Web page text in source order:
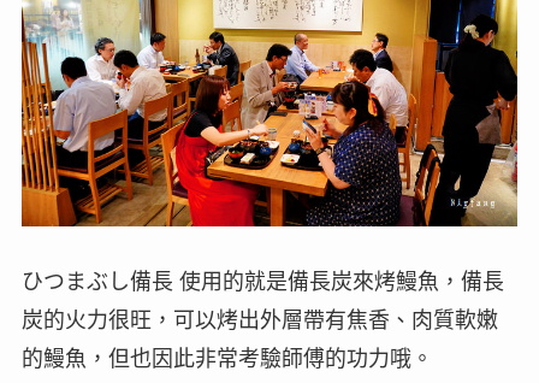
ひつまぶし備長 使用的就是備長炭來烤鰻魚，備長
炭的火力很旺，可以烤出外層帶有焦香、肉質軟嫩
的鰻魚，但也因此非常考驗師傅的功力哦。